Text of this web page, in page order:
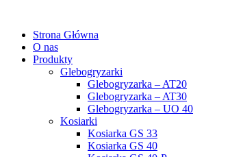
Strona Główna
O nas
Produkty
Glebogryzarki
Glebogryzarka – AT20
Glebogryzarka – AT30
Glebogryzarka – UO 40
Kosiarki
Kosiarka GS 33
Kosiarka GS 40